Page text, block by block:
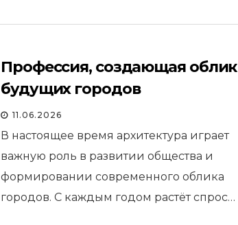
Профессия, создающая облик
будущих городов
11.06.2026
В настоящее время архитектура играет
важную роль в развитии общества и
формировании современного облика
городов. С каждым годом растёт спрос…